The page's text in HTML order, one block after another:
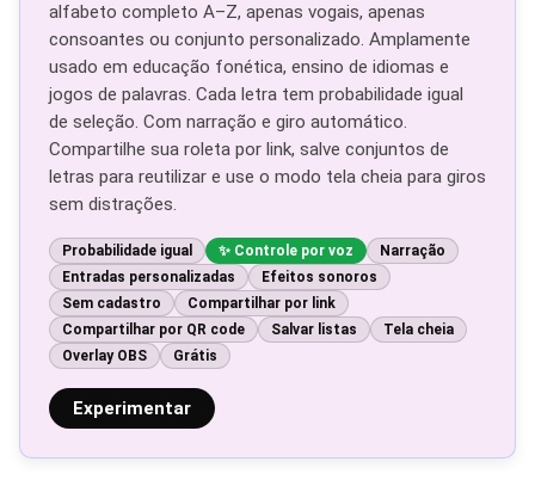
alfabeto completo A–Z, apenas vogais, apenas
consoantes ou conjunto personalizado. Amplamente
usado em educação fonética, ensino de idiomas e
jogos de palavras. Cada letra tem probabilidade igual
de seleção. Com narração e giro automático.
Compartilhe sua roleta por link, salve conjuntos de
letras para reutilizar e use o modo tela cheia para giros
sem distrações.
Probabilidade igual Controle por voz
Narração
Entradas personalizadas
Efeitos sonoros
Sem cadastro
Compartilhar por link
Compartilhar por QR code
Salvar listas
Tela cheia
Overlay OBS
Grátis
Experimentar